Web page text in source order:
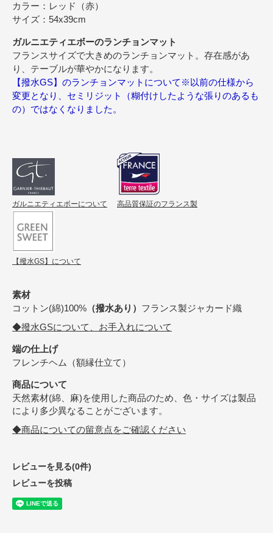
カラー：レッド（赤）
サイズ：54x39cm
ガルニエティエボーのランチョンマット
フランスサイズで大きめのランチョンマット。存在感があ
り、テーブルが華やかになります。
【撥水GS】のランチョンマットについて※以前の仕様から
変更となり、セミリジット（糊付けしたような張りのあるも
の）ではなくなりました。
ガルニエティエボーについて 高品質保証のフランス製
【撥水GS】について
素材
コットン(綿)100% （撥水あり） フランス製ジャカード織
◆撥水GSについて、お手入れについて
端の仕上げ
フレンチヘム（額縁仕立て）
商品について
天然素材(綿、麻)を使用した商品のため、色・サイズは製品
により多少異なることがございます。
◆商品についての留意点をご確認ください
レビューを見る(0件)
レビューを投稿